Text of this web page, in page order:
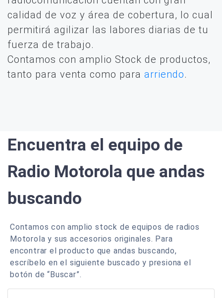
calidad de voz y área de cobertura, lo cual
permitirá agilizar las labores diarias de tu
fuerza de trabajo.
Contamos con amplio Stock de productos,
tanto para venta como para arriendo.
Encuentra el equipo de
Radio Motorola que andas
buscando
Contamos con amplio stock de equipos de radios
Motorola y sus accesorios originales. Para
encontrar el producto que andas buscando,
escríbelo en el siguiente buscado y presiona el
botón de “Buscar”.